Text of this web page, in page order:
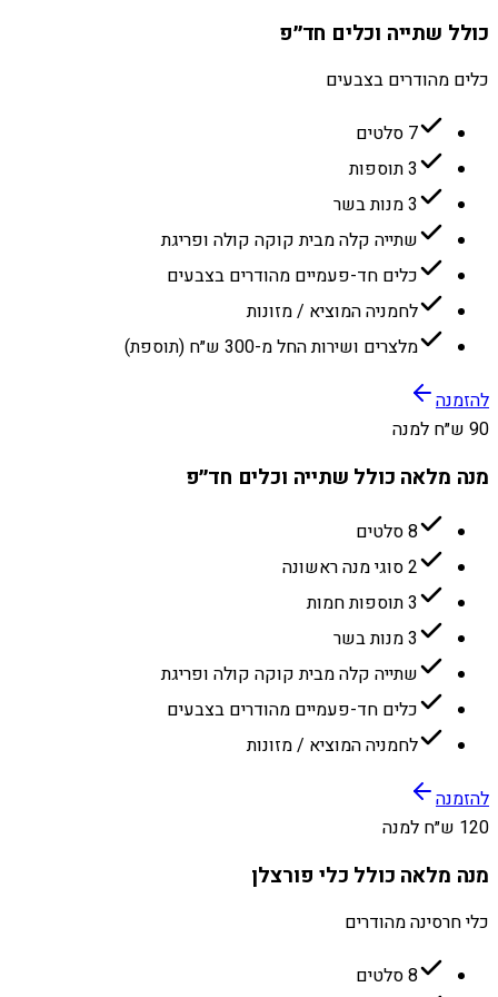
כולל שתייה וכלים חד״פ
כלים מהודרים בצבעים
7 סלטים
3 תוספות
3 מנות בשר
שתייה קלה מבית קוקה קולה ופריגת
כלים חד-פעמיים מהודרים בצבעים
לחמניה המוציא / מזונות
מלצרים ושירות החל מ-300 ש״ח (תוספת)
להזמנה
90 ש״ח למנה
מנה מלאה כולל שתייה וכלים חד״פ
8 סלטים
2 סוגי מנה ראשונה
3 תוספות חמות
3 מנות בשר
שתייה קלה מבית קוקה קולה ופריגת
כלים חד-פעמיים מהודרים בצבעים
לחמניה המוציא / מזונות
להזמנה
120 ש״ח למנה
מנה מלאה כולל כלי פורצלן
כלי חרסינה מהודרים
8 סלטים